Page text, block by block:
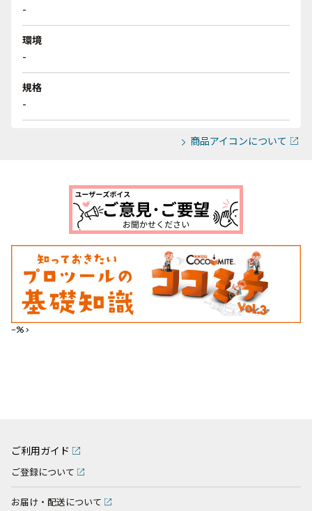
-
環境
-
規格
-
商品アイコンについて
--%>
ご利用ガイド
ご登録について
お届け・配送について